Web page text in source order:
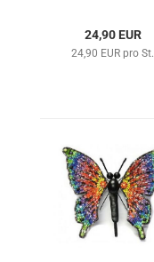
24,90 EUR
24,90 EUR pro St.